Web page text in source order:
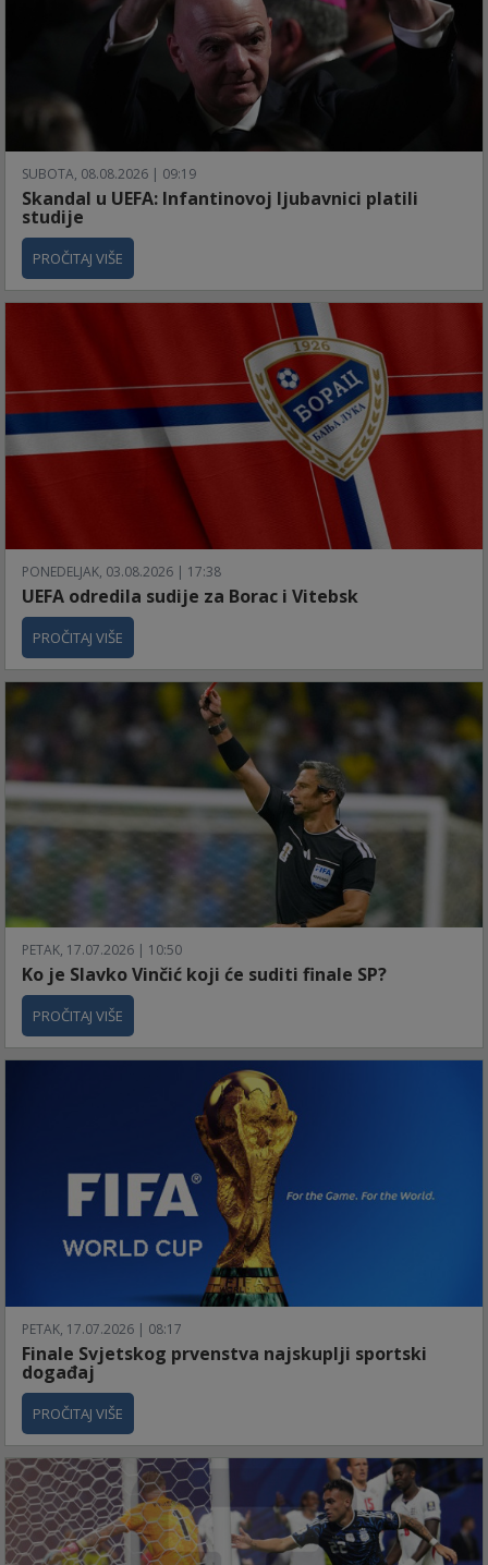
SUBOTA, 08.08.2026 | 09:19
Skandal u UEFA: Infantinovoj ljubavnici platili
studije
PROČITAJ VIŠE
PONEDELJAK, 03.08.2026 | 17:38
UEFA odredila sudije za Borac i Vitebsk
PROČITAJ VIŠE
PETAK, 17.07.2026 | 10:50
Ko je Slavko Vinčić koji će suditi finale SP?
PROČITAJ VIŠE
PETAK, 17.07.2026 | 08:17
Finale Svjetskog prvenstva najskuplji sportski
događaj
PROČITAJ VIŠE